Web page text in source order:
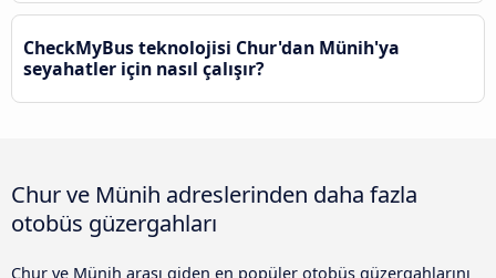
CheckMyBus teknolojisi Chur'dan Münih'ya
seyahatler için nasıl çalışır?
Chur ve Münih adreslerinden daha fazla
otobüs güzergahları
Chur ve Münih arası giden en popüler otobüs güzergahlarını